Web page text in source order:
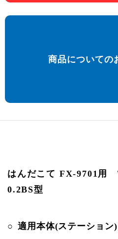
商品についての
はんだこて FX-9701用
0.2BS型
適用本体(ステーション)